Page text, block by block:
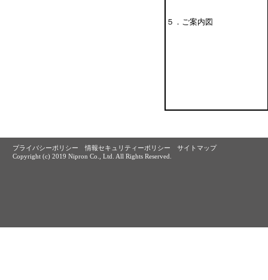
５．ご案内図
プライバシーポリシー 情報セキュリティーポリシー
サイトマップ
Copyright (c) 2019 Nipron Co., Ltd. All Rights Reserved.